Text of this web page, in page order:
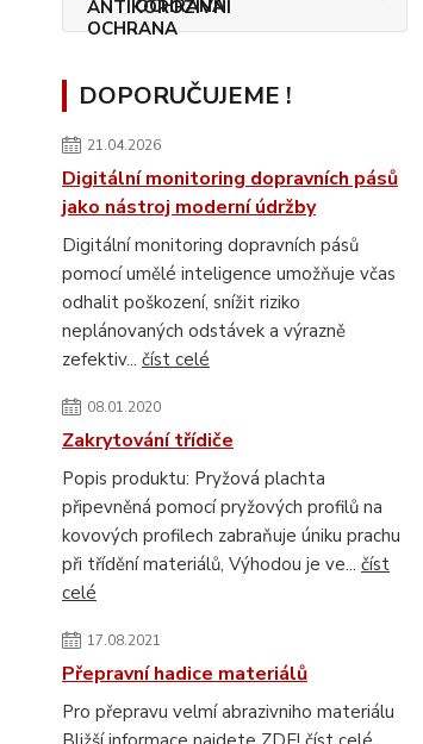
OCHRANA
DOPORUČUJEME !
21.04.2026
Digitální monitoring dopravních pásů
jako nástroj moderní údržby
Digitální monitoring dopravních pásů
pomocí umělé inteligence umožňuje včas
odhalit poškození, snížit riziko
neplánovaných odstávek a výrazně
zefektiv... číst celé
08.01.2020
Zakrytování třídiče
Popis produktu: Pryžová plachta
připevněná pomocí pryžových profilů na
kovových profilech zabraňuje úniku prachu
při třídění materiálů, Výhodou je ve... číst
celé
17.08.2021
Přepravní hadice materiálů
Pro přepravu velmí abrazivniho materiálu